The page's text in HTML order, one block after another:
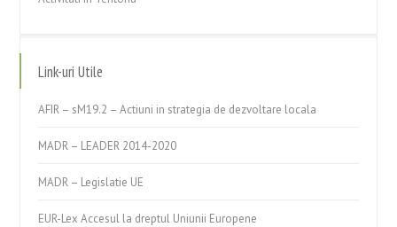
Link-uri Utile
AFIR – sM19.2 – Actiuni in strategia de dezvoltare locala
MADR – LEADER 2014-2020
MADR – Legislatie UE
EUR-Lex Accesul la dreptul Uniunii Europene